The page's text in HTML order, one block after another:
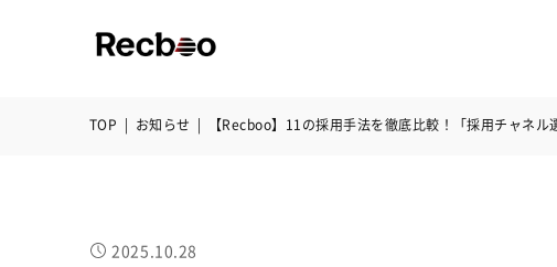
TOP | お知らせ | 【Recboo】11の採用手法を徹底比較！「採用チャネル
2025.10.28